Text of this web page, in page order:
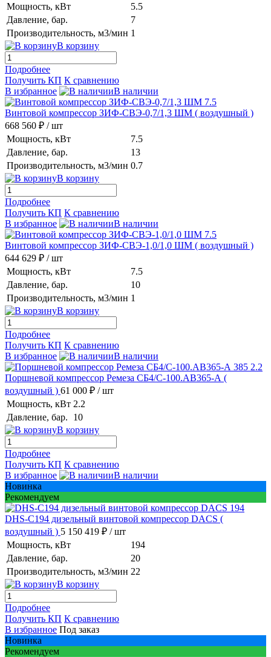
Мощность, кВт
5.5
Давление, бар.
7
Производительность, м3/мин 1
В корзину
Подробнее
Получить КП К сравнению
В избранное
В наличии
Винтовой компрессор ЗИФ-СВЭ-0,7/1,3 ШМ ( воздушный )
668 560 ₽ / шт
Мощность, кВт
7.5
Давление, бар.
13
Производительность, м3/мин 0.7
В корзину
Подробнее
Получить КП К сравнению
В избранное
В наличии
Винтовой компрессор ЗИФ-СВЭ-1,0/1,0 ШМ ( воздушный )
644 629 ₽ / шт
Мощность, кВт
7.5
Давление, бар.
10
Производительность, м3/мин 1
В корзину
Подробнее
Получить КП К сравнению
В избранное
В наличии
Поршневой компрессор Ремеза СБ4/С-100.АВ365-А (
воздушный ) 61 000 ₽ / шт
Мощность, кВт 2.2
Давление, бар.
10
В корзину
Подробнее
Получить КП К сравнению
В избранное
В наличии
Новинка
Рекомендуем
DHS-C194 дизельный винтовой компрессор DACS (
воздушный ) 5 150 419 ₽ / шт
Мощность, кВт
194
Давление, бар.
20
Производительность, м3/мин 22
В корзину
Подробнее
Получить КП К сравнению
В избранное Под заказ
Новинка
Рекомендуем